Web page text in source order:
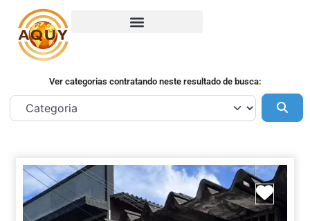
Ver categorias contratando neste resultado de busca: